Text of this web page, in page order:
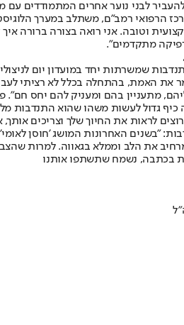
לבני נוער אחרים המתמודדים
הרפואי רמב"ם, משתלב במערך
וטובה. אני רואה בצורה ברורה
מתקדמים".
שמשרתות יחד במועדון יום
את האמת, בהתחלה בכלל לא רציתי
מתעניין בהם ומעניק להם יחס חם".
גדול לעשות משהו שהוא התנדבות
לראות את החיוך שלך וצריכים
"בשנים האחרונות המושג 'חוסן
את הלב וממלא בגאווה. למרות
בכתבה, נשמח שתשתפו אותנו